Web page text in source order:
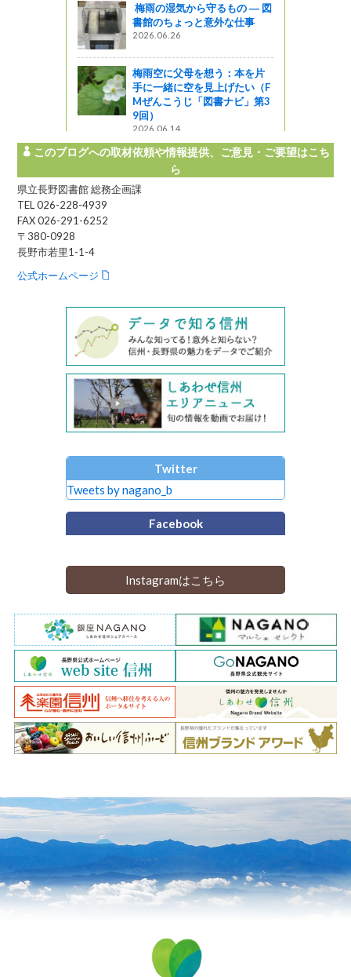
梅雨の湿気から守るもの ― 図
書館のちょっと意外な仕事
2026.06.26
梅雨空に父母を想う：本を片
手に一緒に空を見上げたい（F
Mぜんこうじ「図書ナビ」第3
9回）
2026.06.14
このブログへの取材依頼や情報提供、ご意見・ご要望はこち
ら
県立長野図書館 総務企画課
TEL 026-228-4939
FAX 026-291-6252
〒380-0928
長野市若里1-1-4
公式ホームページ
Twitter
Tweets by nagano_b
Facebook
Instagramはこちら